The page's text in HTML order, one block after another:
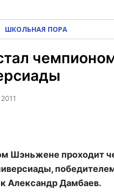
ШКОЛЬНАЯ ПОРА
Шэньжене проходит
Александр Дамбаев.